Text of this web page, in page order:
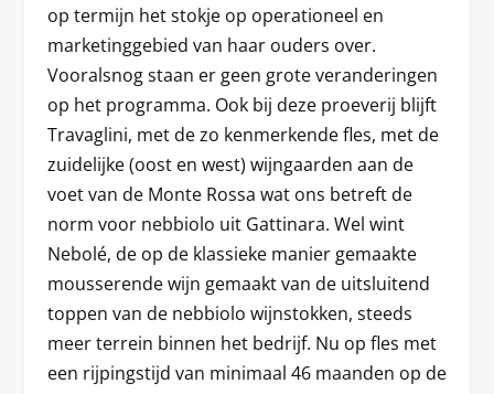
op termijn het stokje op operationeel en
marketinggebied van haar ouders over.
Vooralsnog staan er geen grote veranderingen
op het programma. Ook bij deze proeverij blijft
Travaglini, met de zo kenmerkende fles, met de
zuidelijke (oost en west) wijngaarden aan de
voet van de Monte Rossa wat ons betreft de
norm voor nebbiolo uit Gattinara. Wel wint
Nebolé, de op de klassieke manier gemaakte
mousserende wijn gemaakt van de uitsluitend
toppen van de nebbiolo wijnstokken, steeds
meer terrein binnen het bedrijf. Nu op fles met
een rijpingstijd van minimaal 46 maanden op de